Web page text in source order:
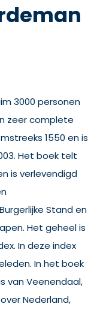
3000 personen
zeer complete
1550 en is
Het boek telt
is verlevendigd
Stand en
Het geheel is
In deze index
In het boek
van Veenendaal,
Nederland,